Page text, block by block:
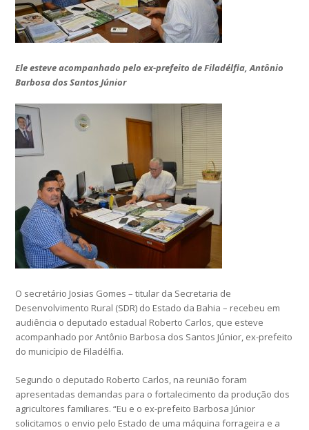
Ele esteve acompanhado pelo ex-prefeito de Filadélfia, Antônio
Barbosa dos Santos Júnior
O secretário Josias Gomes – titular da Secretaria de
Desenvolvimento Rural (SDR) do Estado da Bahia – recebeu em
audiência o deputado estadual Roberto Carlos, que esteve
acompanhado por Antônio Barbosa dos Santos Júnior, ex-prefeito
do município de Filadélfia.
Segundo o deputado Roberto Carlos, na reunião foram
apresentadas demandas para o fortalecimento da produção dos
agricultores familiares. “Eu e o ex-prefeito Barbosa Júnior
solicitamos o envio pelo Estado de uma máquina forrageira e a